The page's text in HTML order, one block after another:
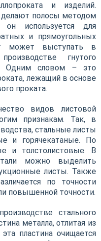
и изделий.
делают полосы методом
он используется для
и прямоугольных
может выступать в
гнутого
Одним словом – это
лежащий в основе
проката.
видов листовой
признакам. Так, в
стальные листы
и горячекатаные. По
и толстолистовые. В
можно выделить
листы. Также
по точности
повышенной точности.
стального
металла, отлитая из
пластина очищается